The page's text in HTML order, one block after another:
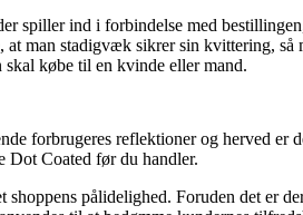
spiller ind i forbindelse med
man stadigvæk sikrer sin kvittering, så
købe til en kvinde eller mand.
forbrugeres reflektioner og herved er
Dot Coated før du handler.
pålidelighed. Foruden det er